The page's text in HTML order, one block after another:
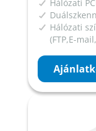
Hálózati
Hálózati
(FTP,E-